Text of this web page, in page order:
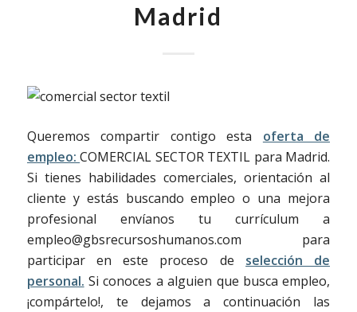
Madrid
Queremos compartir contigo esta oferta de
empleo:COMERCIAL SECTOR TEXTIL para Madrid.
Si tienes habilidades comerciales, orientación al
cliente y estás buscando empleo o una mejora
profesional envíanos tu currículum a
empleo@gbsrecursoshumanos.com para
participar en este proceso de selección de
personal. Si conoces a alguien que busca empleo,
¡compártelo!, te dejamos a continuación las